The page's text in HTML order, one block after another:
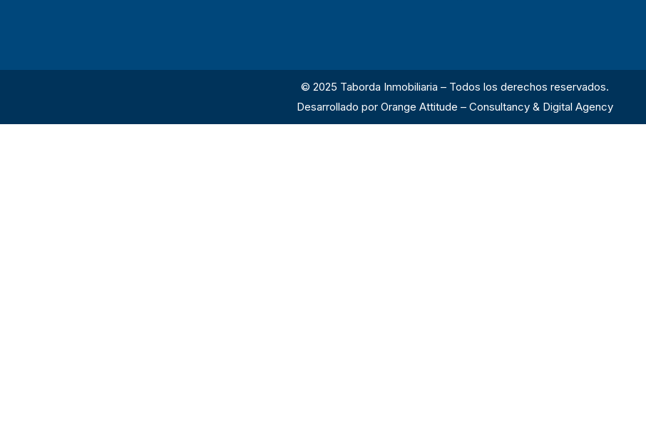
© 2025 Taborda Inmobiliaria – Todos los derechos reservados.
Desarrollado porOrange Attitude – Consultancy & Digital Agency